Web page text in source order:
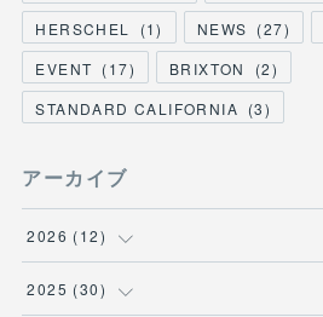
HERSCHEL
(1) NEWS (27)
EVENT (17) BRIXTON (2)
STANDARD CALIFORNIA (3)
アーカイブ
2026 (12)
(3)
2025 (30)